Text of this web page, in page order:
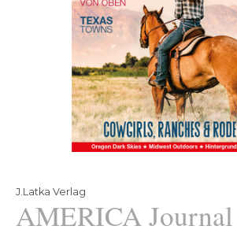
J.Latka Verlag
AMERICA